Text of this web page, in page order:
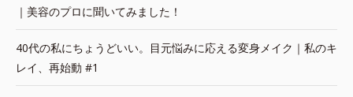
｜美容のプロに聞いてみました！
40代の私にちょうどいい。目元悩みに応える変身メイク｜私のキ
レイ、再始動 #1